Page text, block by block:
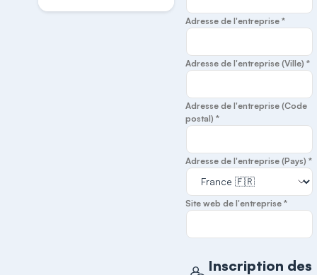
Adresse de l'entreprise *
Adresse de l'entreprise (Ville) *
Adresse de l'entreprise (Code
postal) *
Adresse de l'entreprise (Pays) *
Site web de l'entreprise *
Inscription des